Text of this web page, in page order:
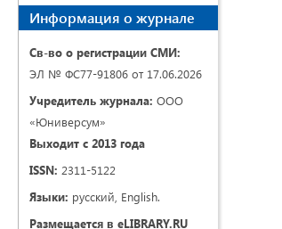
Информация о журнале
Св-во о регистрации СМИ:
ЭЛ № ФС77-91806 от 17.06.2026
Учредитель журнала: ООО
«Юниверсум»
Выходит с 2013 года
ISSN: 2311-5122
Языки: русский, English.
Размещается в eLIBRARY.RU